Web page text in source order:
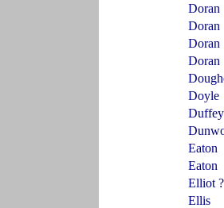
Doran
Doran
Doran
Doran
Doyle
Duffey
Eaton
Eaton
Elliot ?
Ellis